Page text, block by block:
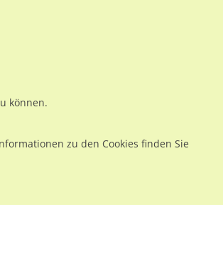
können.
zu den Cookies finden Sie